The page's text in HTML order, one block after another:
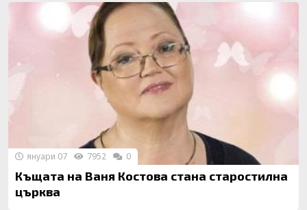
Къщата на Ваня Костова стана старостилна
църква
януари 07 7952 0